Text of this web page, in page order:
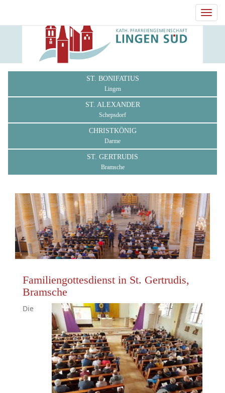
ST. BONIFATIUS
Lingen
ST. ALEXANDER
Schepsdorf
CHRISTKÖNIG
Darme
ST. GERTRUDIS
Bramsche
Familiengottesdienst in St. Gertrudis,
Bramsche
Die